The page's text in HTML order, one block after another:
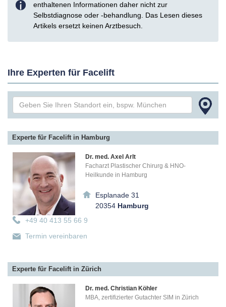
enthaltenen Informationen daher nicht zur
Selbstdiagnose oder -behandlung. Das Lesen dieses
Artikels ersetzt keinen Arztbesuch.
Ihre Experten für Facelift
Experte für Facelift in Hamburg
Dr. med. Axel Arlt
Facharzt Plastischer Chirurg & HNO-
Heilkunde in Hamburg
Esplanade 31
20354 Hamburg
+49 40 413 55 66 9
Termin vereinbaren
Experte für Facelift in Zürich
Dr. med. Christian Köhler
MBA, zertifizierter Gutachter SIM in Zürich